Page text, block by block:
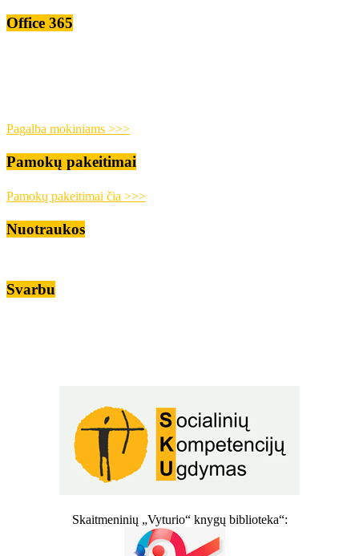
Office 365
Pagalba mokiniams >>>
Pamokų pakeitimai
Pamokų pakeitimai čia >>>
Nuotraukos
Svarbu
Skaitmeninių „Vyturio“ knygų biblioteka“: